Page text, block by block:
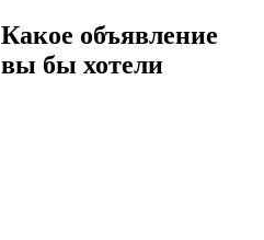
Какое объявление
вы бы хотели